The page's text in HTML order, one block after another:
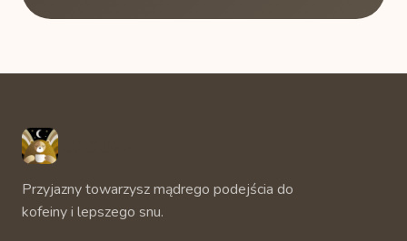
Przyjazny towarzysz mądrego podejścia do
kofeiny i lepszego snu.